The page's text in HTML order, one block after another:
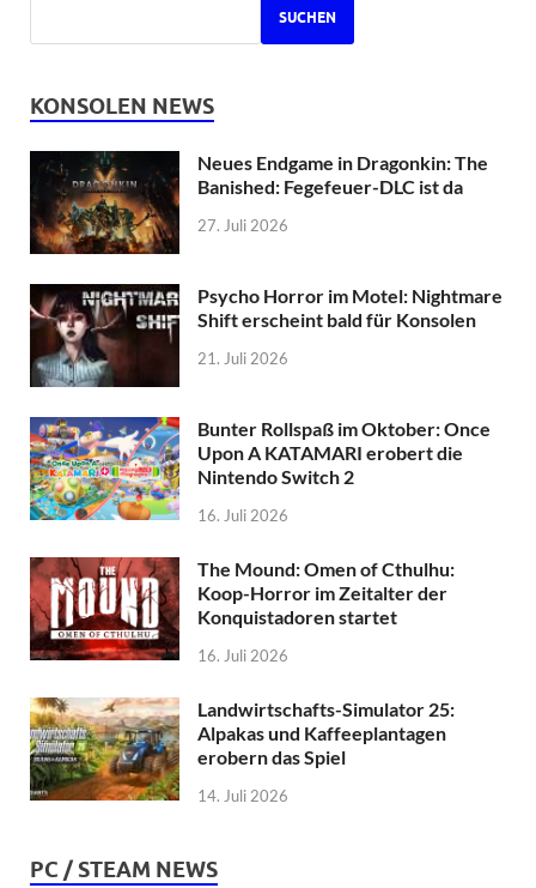
SUCHEN
KONSOLEN NEWS
Neues Endgame in Dragonkin: The
Banished: Fegefeuer-DLC ist da
27. Juli 2026
Psycho Horror im Motel: Nightmare
Shift erscheint bald für Konsolen
21. Juli 2026
Bunter Rollspaß im Oktober: Once
Upon A KATAMARI erobert die
Nintendo Switch 2
16. Juli 2026
The Mound: Omen of Cthulhu:
Koop-Horror im Zeitalter der
Konquistadoren startet
16. Juli 2026
Landwirtschafts-Simulator 25:
Alpakas und Kaffeeplantagen
erobern das Spiel
14. Juli 2026
PC / STEAM NEWS